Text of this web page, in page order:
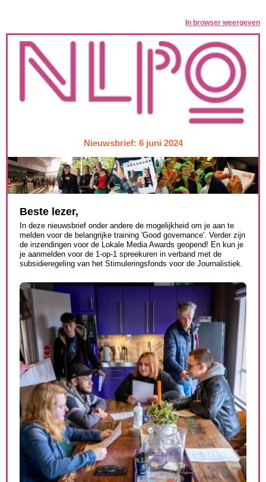
In browser weergeven
Nieuwsbrief: 6 juni 2024
Beste lezer,
In deze nieuwsbrief onder andere de mogelijkheid om je aan te
melden voor de belangrijke training 'Good governance'. Verder zijn
de inzendingen voor de Lokale Media Awards geopend! En kun je
je aanmelden voor de 1-op-1 spreekuren in verband met de
subsidieregeling van het Stimuleringsfonds voor de Journalistiek.